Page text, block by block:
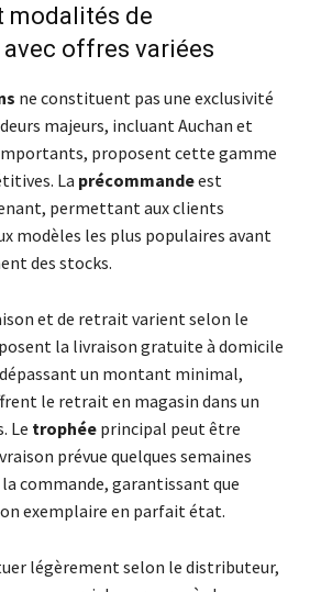
modalités de
offres variées
ne constituent pas une exclusivité
majeurs, incluant Auchan et
proposent cette gamme
La précommandeest
permettant aux clients
modèles les plus populaires avant
des stocks.
et de retrait varient selon le
la livraison gratuite à domicile
un montant minimal,
le retrait en magasin dans un
Le trophée principal peut être
prévue quelques semaines
commande, garantissant que
exemplaire en parfait état.
légèrement selon le distributeur,